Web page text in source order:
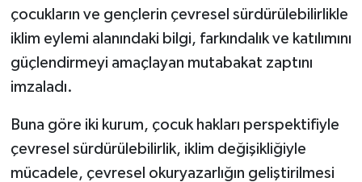
çocukların ve gençlerin çevresel sürdürülebilirlikle
iklim eylemi alanındaki bilgi, farkındalık ve katılımını
güçlendirmeyi amaçlayan mutabakat zaptını
imzaladı.
Buna göre iki kurum, çocuk hakları perspektifiyle
çevresel sürdürülebilirlik, iklim değişikliğiyle
mücadele, çevresel okuryazarlığın geliştirilmesi